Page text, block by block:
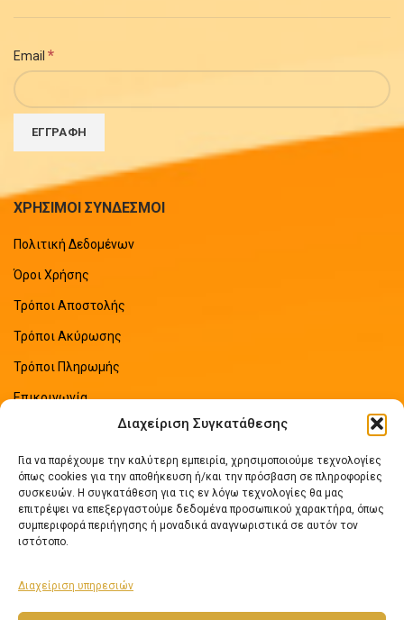
Διαχείριση Συγκατάθεσης
Για να παρέχουμε την καλύτερη εμπειρία, χρησιμοποιούμε τεχνολογίες
όπως cookies για την αποθήκευση ή/και την πρόσβαση σε πληροφορίες
συσκευών. Η συγκατάθεση για τις εν λόγω τεχνολογίες θα μας
επιτρέψει να επεξεργαστούμε δεδομένα προσωπικού χαρακτήρα, όπως
συμπεριφορά περιήγησης ή μοναδικά αναγνωριστικά σε αυτόν τον
ιστότοπο.
Διαχείριση υπηρεσιών
Email *
ΧΡΗΣΙΜΟΙ ΣΥΝΔΕΣΜΟΙ
Πολιτική Δεδομένων
Όροι Χρήσης
Τρόποι Αποστολής
Τρόποι Ακύρωσης
Τρόποι Πληρωμής
Επικοινωνία
ΠΡΟΣΦΑΤΑ ΑΡΘΡΑ
Οδηγός Εξοικονόμησης Ενέργειας
No Comments
Πως να επιλέξετε ηλιακό θερμοσίφωνα